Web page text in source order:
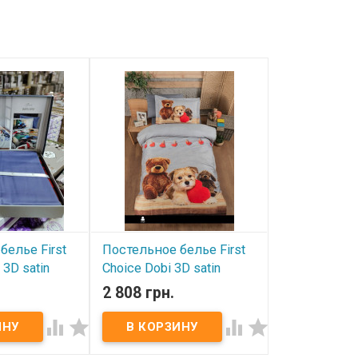
First
satin
First
 
Постельное белье First
Choice Dobi 3D satin
полуторный
В наличии
Полуторный комплект First
2 808 грн.
 